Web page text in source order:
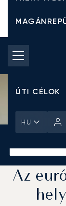
CHARTER
ÚTI CÉLOK
HU
Az